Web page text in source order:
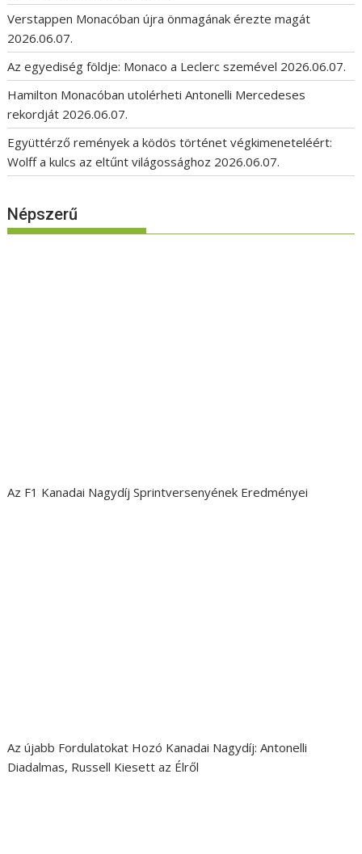
Verstappen Monacóban újra önmagának érezte magát
2026.06.07.
Az egyediség földje: Monaco a Leclerc szemével 2026.06.07.
Hamilton Monacóban utolérheti Antonelli Mercedeses
rekordját 2026.06.07.
Együttérző remények a ködös történet végkimeneteléért:
Wolff a kulcs az eltűnt világossághoz 2026.06.07.
Népszerű
Az F1 Kanadai Nagydíj Sprintversenyének Eredményei
Az újabb Fordulatokat Hozó Kanadai Nagydíj: Antonelli
Diadalmas, Russell Kiesett az Élről